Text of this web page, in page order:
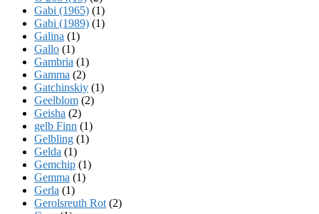
Gabi (1965) (1)
Gabi (1989) (1)
Galina (1)
Gallo (1)
Gambria (1)
Gamma (2)
Gatchinskiy (1)
Geelblom (2)
Geisha (2)
gelb Finn (1)
Gelbling (1)
Gelda (1)
Gemchip (1)
Gemma (1)
Gerla (1)
Gerolsreuth Rot (2)